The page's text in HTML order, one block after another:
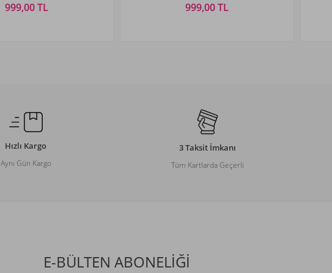
999,00 TL 999,00 TL
Hızlı Kargo
Aynı Gün Kargo
3 Taksit İmkanı
Tüm Kartlarda Geçerli
E-BÜLTEN ABONELİĞİ